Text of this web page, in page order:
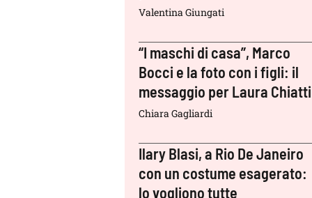
Valentina Giungati
“I maschi di casa”, Marco
Bocci e la foto con i figli: il
messaggio per Laura Chiatti
Chiara Gagliardi
Ilary Blasi, a Rio De Janeiro
con un costume esagerato:
lo vogliono tutte